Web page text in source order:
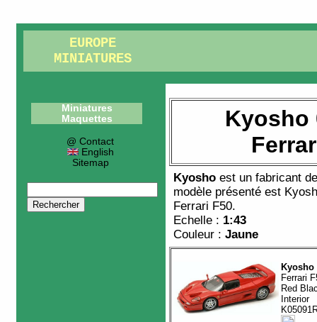
EUROPE
MINIATURES
Miniatures
Maquettes
@ Contact
English
Sitemap
Kyosho
Kyosho est un fabricant
modèle présenté est
Ferrari F50.
Echelle : 1:43
Couleur :Jaune
Kyosho
Ferrari
Red
Interior